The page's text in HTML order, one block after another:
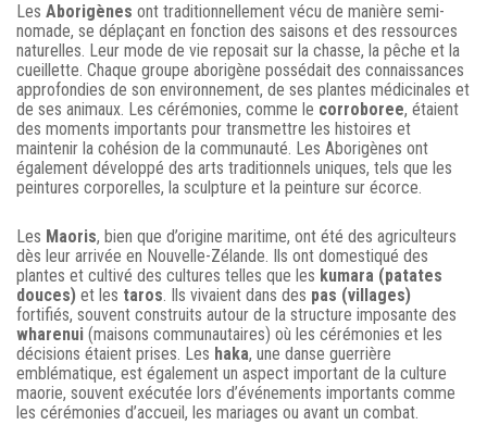
Les Aborigènes ont traditionnellement vécu de manière semi-
nomade, se déplaçant en fonction des saisons et des ressources
naturelles. Leur mode de vie reposait sur la chasse, la pêche et la
cueillette. Chaque groupe aborigène possédait des connaissances
approfondies de son environnement, de ses plantes médicinales et
de ses animaux. Les cérémonies, comme le corroboree, étaient
des moments importants pour transmettre les histoires et
maintenir la cohésion de la communauté. Les Aborigènes ont
également développé des arts traditionnels uniques, tels que les
peintures corporelles, la sculpture et la peinture sur écorce.
Les Maoris, bien que d’origine maritime, ont été des agriculteurs
dès leur arrivée en Nouvelle-Zélande. Ils ont domestiqué des
plantes et cultivé des cultures telles que les kumara (patates
douces) et les taros. Ils vivaient dans des pas (villages)
fortifiés, souvent construits autour de la structure imposante des
wharenui (maisons communautaires) où les cérémonies et les
décisions étaient prises. Les haka, une danse guerrière
emblématique, est également un aspect important de la culture
maorie, souvent exécutée lors d’événements importants comme
les cérémonies d’accueil, les mariages ou avant un combat.